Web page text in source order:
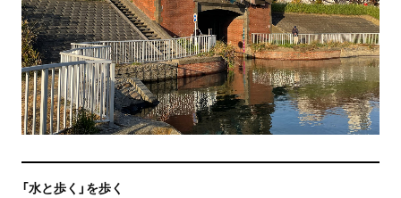
「水と歩く」を歩く